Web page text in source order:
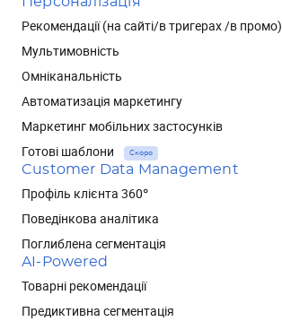
Рекомендації (на сайті/в тригерах /в промо)
Мультимовність
Омніканальність
Автоматизація маркетингу
Маркетинг мобільних застосунків
Готові шаблони
Скоро
Customer Data Management
Профіль клієнта 360°
Поведінкова аналітика
Поглиблена сегментація
AI-Powered
Товарні рекомендації
Предиктивна сегментація